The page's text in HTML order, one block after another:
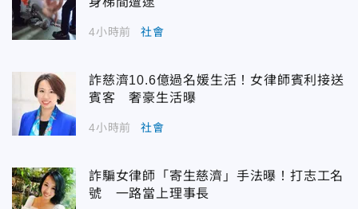
4小時前 社會
詐慈濟10.6億過名媛生活！女律師賓利接送
賓客 奢豪生活曝
4小時前 社會
詐騙女律師「寄生慈濟」手法曝！打志工名
號 一路當上理事長